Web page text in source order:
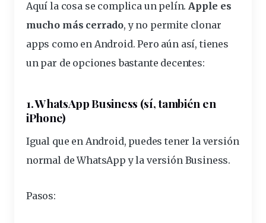
Aquí la cosa se complica un pelín. Apple es
mucho más cerrado, y no permite clonar
apps como en Android. Pero aún así, tienes
un par de opciones bastante decentes:
1. WhatsApp Business (sí, también en
iPhone)
Igual que en Android, puedes tener la versión
normal de WhatsApp y la versión Business.
Pasos: